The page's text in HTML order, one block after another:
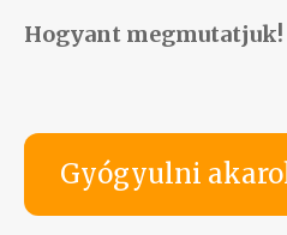
Hogyant megmutatjuk!
Gyógyulni